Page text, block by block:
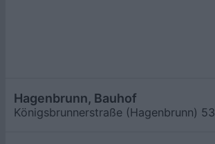
Hagenbrunn, Bauhof
Königsbrunnerstraße (Hagenbrunn) 53